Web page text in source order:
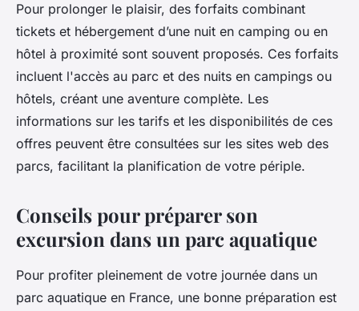
Pour prolonger le plaisir, des forfaits combinant
tickets et hébergement d’une nuit en camping ou en
hôtel à proximité sont souvent proposés. Ces forfaits
incluent l'accès au parc et des nuits en campings ou
hôtels, créant une aventure complète. Les
informations sur les tarifs et les disponibilités de ces
offres peuvent être consultées sur les sites web des
parcs, facilitant la planification de votre périple.
Conseils pour préparer son
excursion dans un parc aquatique
Pour profiter pleinement de votre journée dans un
parc aquatique en France, une bonne préparation est